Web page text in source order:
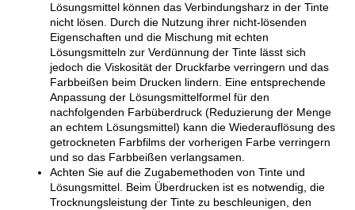
Lösungsmittel können das Verbindungsharz in der Tinte
nicht lösen. Durch die Nutzung ihrer nicht-lösenden
Eigenschaften und die Mischung mit echten
Lösungsmitteln zur Verdünnung der Tinte lässt sich
jedoch die Viskosität der Druckfarbe verringern und das
Farbbeißen beim Drucken lindern. Eine entsprechende
Anpassung der Lösungsmittelformel für den
nachfolgenden Farbüberdruck (Reduzierung der Menge
an echtem Lösungsmittel) kann die Wiederauflösung des
getrockneten Farbfilms der vorherigen Farbe verringern
und so das Farbbeißen verlangsamen.
Achten Sie auf die Zugabemethoden von Tinte und
Lösungsmittel. Beim Überdrucken ist es notwendig, die
Trocknungsleistung der Tinte zu beschleunigen, den